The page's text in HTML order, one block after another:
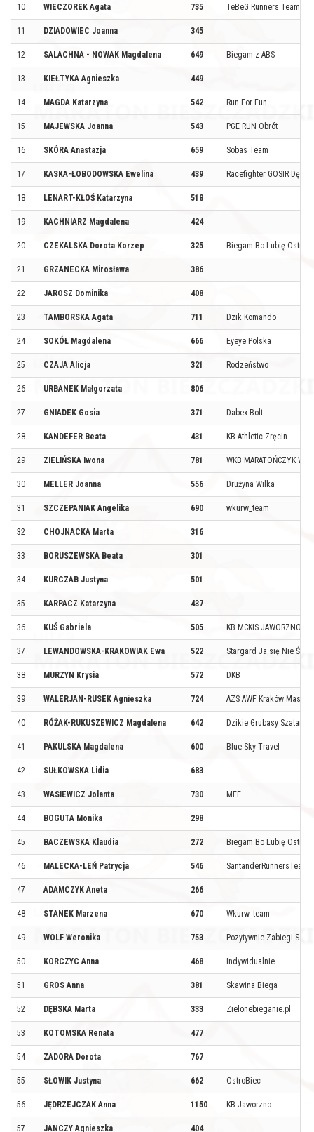
10 WIECZOREK Agata 735 TeBeG Runners Team
11 DZIADOWIEC Joanna 345
12 SALACHNA - NOWAK Magdalena 649 Biegam z ABS
13 KIEŁTYKA Agnieszka 449
14 MAGDA Katarzyna 542 Run For Fun
15 MAJEWSKA Joanna 543 PGE RUN Obrót
16 SKÓRA Anastazja 659 Sobas Team
17 KASKA-ŁOBODOWSKA Ewelina 439 Racefighter GOSIR Dębe
18 LENART-KŁOŚ Katarzyna 518
19 KACHNIARZ Magdalena 424
20 CZEKALSKA Dorota Korzep 325 Biegam Bo Lubię
21 GRZANECKA Mirosława 386
22 JAROSZ Dominika 408
23 TAMBORSKA Agata 711 Dzik Komando
24 SOKÓŁ Magdalena 666 Eyeye Polska
25 CZAJA Alicja 321 Rodzeństwo
26 URBANEK Małgorzata 806
27 GNIADEK Gosia 371 Dabex-Bolt
28 KANDEFER Beata 431 KB Athletic Zręcin
29 ZIELIŃSKA Iwona 781 WKB MARATOŃCZYK
30 MELLER Joanna 556 Drużyna Wilka
31 SZCZEPANIAK Angelika 690 wkurw_team
32 CHOJNACKA Marta 316
33 BORUSZEWSKA Beata 301
34 KURCZAB Justyna 501
35 KARPACZ Katarzyna 437
36 KUŚ Gabriela 505 KB MCKIS JAWORZNO
37 LEWANDOWSKA-KRAKOWIAK Ewa 522 Stargard Ja się Nie
38 MURZYN Krysia 572 DKB
39 WALERJAN-RUSEK Agnieszka 724 AZS AWF Kraków Masters
40 RÓŻAK-RUKUSZEWICZ Magdalena 642 Dzikie Grubasy Szatana
41 PAKULSKA Magdalena 600 Blue Sky Travel
42 SUŁKOWSKA Lidia 683
43 WASIEWICZ Jolanta 730 MEE
44 BOGUTA Monika 298
45 BACZEWSKA Klaudia 272 Biegam Bo Lubię
46 MALECKA-LEŃ Patrycja 546 SantanderRunnersTeam
47 ADAMCZYK Aneta 266
48 STANEK Marzena 670 Wkurw_team
49 WOLF Weronika 753 Pozytywnie Zabiegi
50 KORCZYC Anna 468 Indywidualnie
51 GROS Anna 381 Skawina Biega
52 DĘBSKA Marta 333 Zielonebieganie.pl
53 KOTOMSKA Renata 477
54 ZADORA Dorota 767
55 SŁOWIK Justyna 662 OstroBiec
56 JĘDRZEJCZAK Anna 1150 KB Jaworzno
57 JANCZY Agnieszka 404